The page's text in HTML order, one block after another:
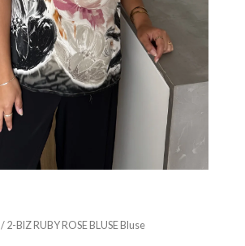
/ 2-BIZ RUBY ROSE BLUSE Bluse